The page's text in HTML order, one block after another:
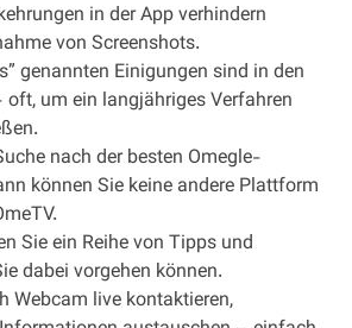
in der App verhindern
von Screenshots.
genannten Einigungen sind in den
oft, um ein langjähriges Verfahren
nach der besten Omegle-
können Sie keine andere Plattform
Sie ein Reihe von Tipps und
dabei vorgehen können.
Webcam live kontaktieren,